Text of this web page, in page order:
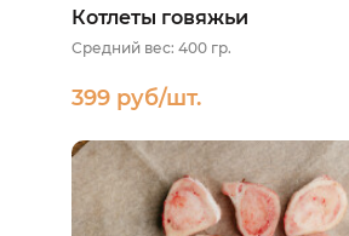
Котлеты говяжьи
Средний вес: 400 гр.
399 руб/шт.